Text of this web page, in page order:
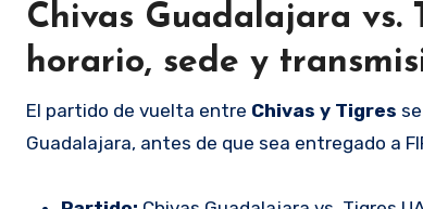
Chivas Guadalajara vs.
horario, sede y
El partido de vuelta entre Chivas y Tigres
Guadalajara, antes de que sea entregado a